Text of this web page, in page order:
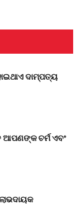
ଦାମ୍ପତ୍ୟ
ଆପଣଙ୍କ ଚର୍ମ ଏବଂ